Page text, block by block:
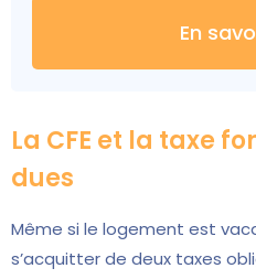
En
La CFE et la taxe
dues
Même si le logement est
s’acquitter de deux taxes